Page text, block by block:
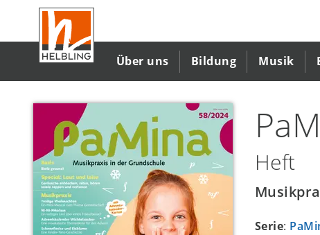
Inhalt
Über uns Bildung Musik
Heft
Serie: